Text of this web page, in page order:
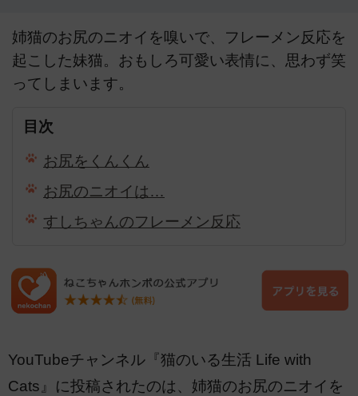
姉猫のお尻のニオイを嗅いで、フレーメン反応を
起こした妹猫。おもしろ可愛い表情に、思わず笑
ってしまいます。
目次
お尻をくんくん
お尻のニオイは…
すしちゃんのフレーメン反応
YouTubeチャンネル『猫のいる生活 Life with
Cats』に投稿されたのは、姉猫のお尻のニオイを